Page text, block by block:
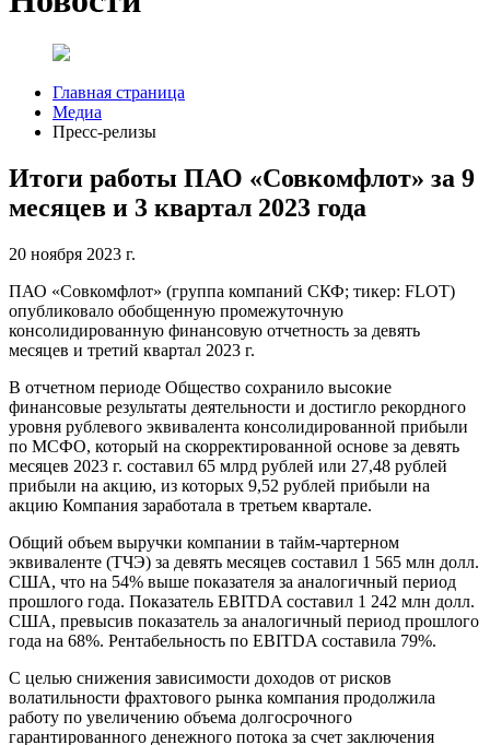
Главная страница
Медиа
Пресс-релизы
Итоги работы ПАО «Совкомфлот» за 9
месяцев и 3 квартал 2023 года
20 ноября 2023 г.
ПАО «Совкомфлот» (группа компаний СКФ; тикер: FLOT)
опубликовало обобщенную промежуточную
консолидированную финансовую отчетность за девять
месяцев и третий квартал 2023 г.
В отчетном периоде Общество сохранило высокие
финансовые результаты деятельности и достигло рекордного
уровня рублевого эквивалента консолидированной прибыли
по МСФО, который на скорректированной основе за девять
месяцев 2023 г. составил 65 млрд рублей или 27,48 рублей
прибыли на акцию, из которых 9,52 рублей прибыли на
акцию Компания заработала в третьем квартале.
Общий объем выручки компании в тайм-чартерном
эквиваленте (ТЧЭ) за девять месяцев составил 1 565 млн долл.
США, что на 54% выше показателя за аналогичный период
прошлого года. Показатель EBITDA составил 1 242 млн долл.
США, превысив показатель за аналогичный период прошлого
года на 68%. Рентабельность по EBITDA составила 79%.
С целью снижения зависимости доходов от рисков
волатильности фрахтового рынка компания продолжила
работу по увеличению объема долгосрочного
гарантированного денежного потока за счет заключения